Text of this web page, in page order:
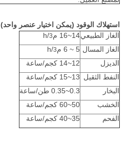
استهلاك الوقود (يمكن اختيار عنصر واحد)
الغاز الطبيعي14~16 م 3
/h
الغاز المسال 5 ~ 6 م 3
/h
الديزل
12~14 كجم/ساعة
النفط الثقيل 13~15 كجم/ساعة
البخار
0.3~0.35 طن/ساعة
الخشب
50~60 كجم/ساعة
الفحم
35~40 كجم/ساعة